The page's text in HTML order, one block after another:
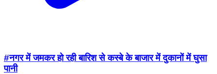
#नगर में जमकर हो रही बारिश से कस्बे के बाजार में दुकानों में घुसा
पानी